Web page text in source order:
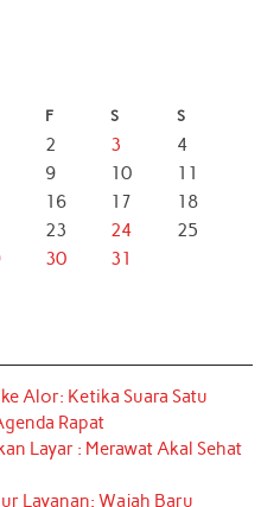
F S S
2 3
4
9 10
11
16 17
18
23 24
25
30
31
Alor: Ketika Suara Satu
Rapat
Layar : Merawat Akal Sehat
Layanan: Wajah Baru